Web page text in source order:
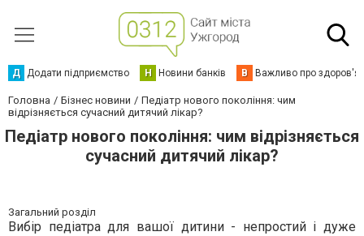
Д Додати підприємство Н Новини банків В Важливо про здоров'я
Головна Бізнес новини
Педіатр нового покоління: чим
відрізняється сучасний дитячий лікар?
Педіатр нового покоління: чим відрізняється
сучасний дитячий лікар?
Загальний розділ
Вибір педіатра для вашої дитини - непростий і дуже